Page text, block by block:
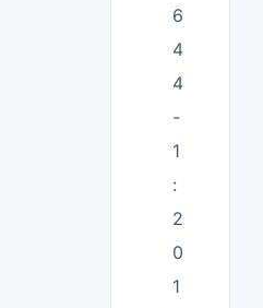
6
4
4
-
1
:
2
0
1